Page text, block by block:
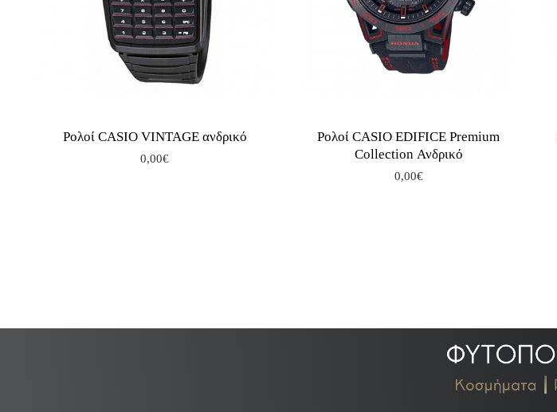
Ρολοί CASIO VINTAGE ανδρικό
0,00€
Ρολοί CASIO EDIFICE Premium
Collection Ανδρικό
0,00€